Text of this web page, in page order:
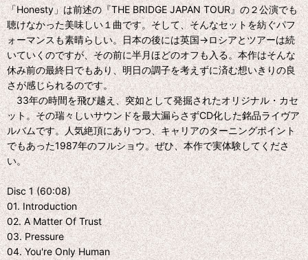
「Honesty」は前述の『THE BRIDGE JAPAN TOUR』の２公演でも
聴けなかった美味しい１曲です。そして、そんなセットを紡ぐパフ
ォーマンスも素晴らしい。日本の後には英国→ロシアとツアーは続
いていくのですが、その前に半月ほどのオフも入る。本作はそんな
休み前の最終日でもあり、明日の調子を考えずに済む想いきりの良
さが感じられるのです。
33年の時間を飛び越え、突如として発掘されたオリジナル・カセ
ット。その瑞々しいサウンドを最大漏らさずCD化した銘品ライヴア
ルバムです。人気絶頂にありつつ、キャリアのターニングポイント
でもあった1987年のフルショウ。ぜひ、本作で実体験してくださ
い。
Disc 1 (60:08)
01. Introduction
02. A Matter Of Trust
03. Pressure
04. You're Only Human